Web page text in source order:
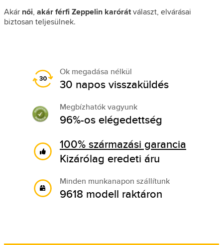
Akár női, akár férfi Zeppelin karórátválaszt, elvárásai
biztosan teljesülnek.
Ok megadása nélkül
30 napos visszaküldés
Megbízhatók vagyunk
96%-os elégedettség
100% származási garancia
Kizárólag eredeti áru
Minden munkanapon szállítunk
9618 modell raktáron